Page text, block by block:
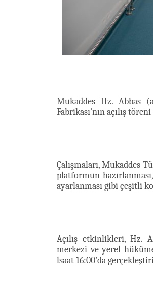
Mukaddes Hz. Abbas
Fabrikası'nın açılış
Çalışmaları, Mukaddes
platformun
ayarlanması gibi çeşitli
Açılış etkinlikleri, Hz.
merkezi ve yerel
lsaat 16:00'da